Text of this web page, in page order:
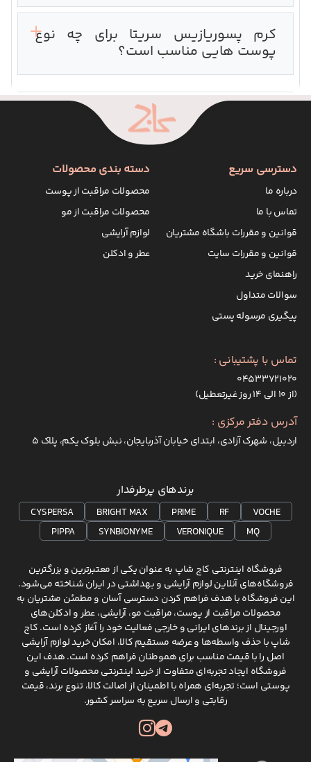
کرم پسوریازیس سریتا برای چه نوع
پوست هایی مناسب است؟
دسترسی سریع
درباره ما
تماس با ما
قوانین و مقررات باشگاه مشتریان
قوانین و مقررات سایت
راهنمای خرید
سوالات متداول
پیگیری مرسوله پستی
دسته بندی محصولات
محصولات مراقبت از پوست
محصولات مراقبت از مو
لوازم آرایشی
عطر و ادکلن
تماس با پشتیبانی :
۰۴۵۳۳۷۲۱۰۲۰
(از ۱۰ الی ۱۴ روز غیرتعطیل)
آدرس دفتر مرکزی :
اردبیل، شهرک آزادی، ابتدای خیابان آذربایجان، نبش بلوک یکم، پلاک 5
برندهای پرطرفدار
VOCHE
RF
PRIME
BRIGHT MAX
CYSPERSA
MQ
VERONIQUE
SYNBIONYME
PIPPA
فروشگاه اینترنتی کاج شاپ به عنوان یکی از معتبرترین و بزرگترین
فروشگاه‌های آنلاین لوازم آرایشی و بهداشتی در ایران شناخته می‌شود.
این فروشگاه با هدف فراهم کردن دسترسی آسان و مطمئن مشتریان به
محصولات مراقبت از پوست، مراقبت مو، آرایشی، عطر و ادکلن‌های
اورجینال از برندهای ایرانی و خارجی فعالیت خود را آغاز کرده است. کاج
شاپ با حذف واسطه‌ها و عرضه مستقیم کالا، امکان خرید لوازم آرایشی
اصل را با قیمت مناسب برای هموطنان فراهم کرده است. هدف این
فروشگاه ایجاد تجربه‌ای متفاوت از خرید اینترنتی محصولات آرایشی و
پوستی است؛ تجربه‌ای همراه با اطمینان از اصالت کالا، تنوع برند، قیمت
رقابتی و ارسال سریع به سراسر کشور.